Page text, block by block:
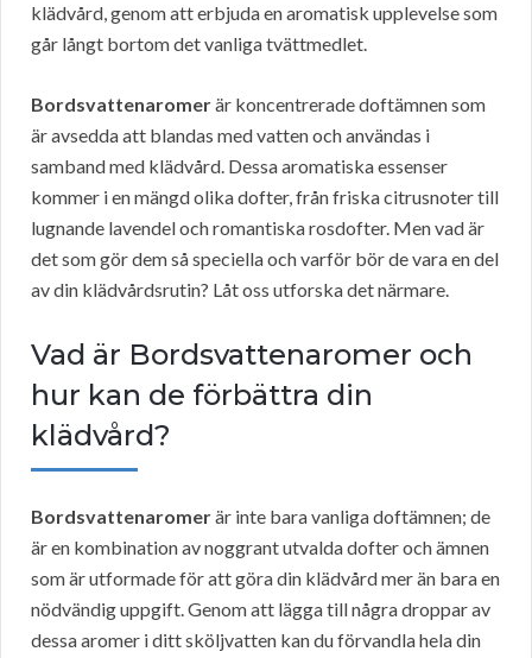
klädvård, genom att erbjuda en aromatisk upplevelse som
går långt bortom det vanliga tvättmedlet.
Bordsvattenaromerär koncentrerade doftämnen som
är avsedda att blandas med vatten och användas i
samband med klädvård. Dessa aromatiska essenser
kommer i en mängd olika dofter, från friska citrusnoter till
lugnande lavendel och romantiska rosdofter. Men vad är
det som gör dem så speciella och varför bör de vara en del
av din klädvårdsrutin? Låt oss utforska det närmare.
Vad är Bordsvattenaromer och
hur kan de förbättra din
klädvård?
Bordsvattenaromerär inte bara vanliga doftämnen; de
är en kombination av noggrant utvalda dofter och ämnen
som är utformade för att göra din klädvård mer än bara en
nödvändig uppgift. Genom att lägga till några droppar av
dessa aromer i ditt sköljvatten kan du förvandla hela din